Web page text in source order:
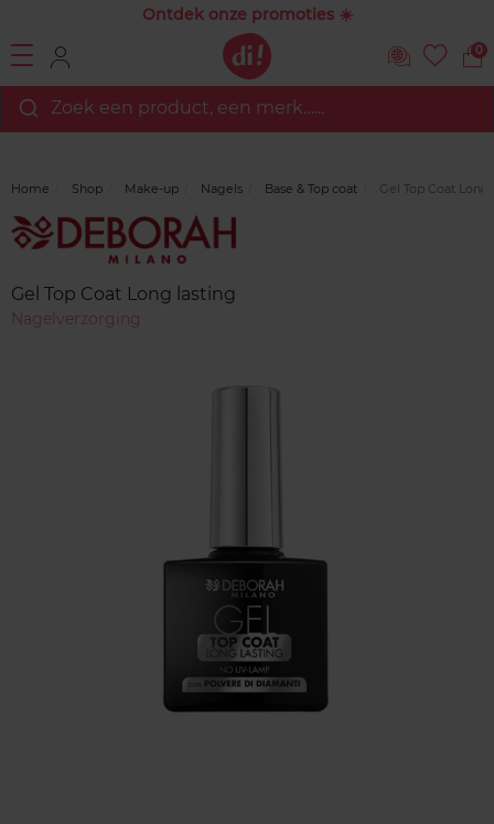
Ontdek onze promoties ☀️
0
Zoek een product, een merk…...
Home Shop Make-up Nagels Base & Top coat Gel Top Coat
Merk
Gel Top Coat Long lasting
Nagelverzorging